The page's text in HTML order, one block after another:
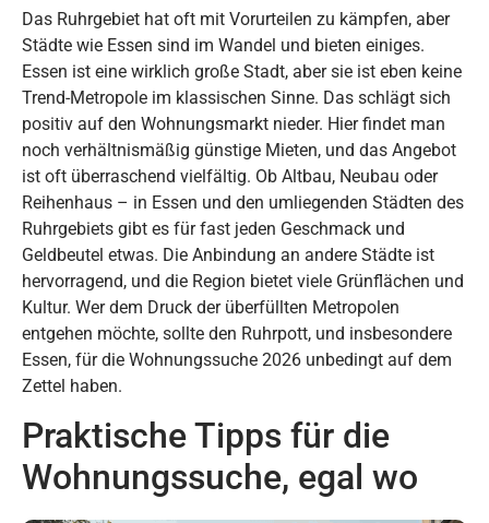
Das Ruhrgebiet hat oft mit Vorurteilen zu kämpfen, aber
Städte wie Essen sind im Wandel und bieten einiges.
Essen ist eine wirklich große Stadt, aber sie ist eben keine
Trend-Metropole im klassischen Sinne. Das schlägt sich
positiv auf den Wohnungsmarkt nieder. Hier findet man
noch verhältnismäßig günstige Mieten, und das Angebot
ist oft überraschend vielfältig. Ob Altbau, Neubau oder
Reihenhaus – in Essen und den umliegenden Städten des
Ruhrgebiets gibt es für fast jeden Geschmack und
Geldbeutel etwas. Die Anbindung an andere Städte ist
hervorragend, und die Region bietet viele Grünflächen und
Kultur. Wer dem Druck der überfüllten Metropolen
entgehen möchte, sollte den Ruhrpott, und insbesondere
Essen, für die Wohnungssuche 2026 unbedingt auf dem
Zettel haben.
Praktische Tipps für die
Wohnungssuche, egal wo